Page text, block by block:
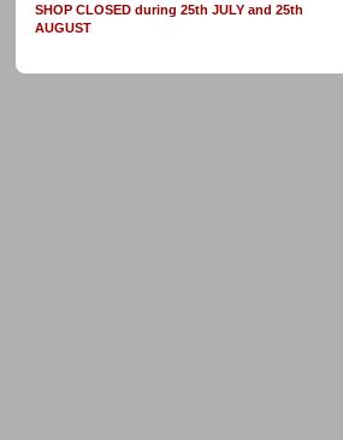
SHOP CLOSED during 25th JULY and 25th
AUGUST